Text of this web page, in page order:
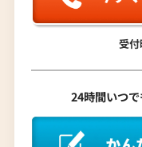
ティファニー リターントゥ
92,000円
2025年7月17日時点
受
24時間いつ